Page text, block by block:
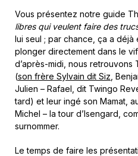
Vous présentez notre guide
libres qui veulent faire des
lui seul ; par chance, ça a déjà
plonger directement dans le
d’après-midi, nous retrouvons
(son frère Sylvain dit Siz ,
Julien – Rafael, dit Twingo
tard) et leur ingé son Mamat,
Michel – la tour d’Isengard,
surnommer.
Le temps de faire les